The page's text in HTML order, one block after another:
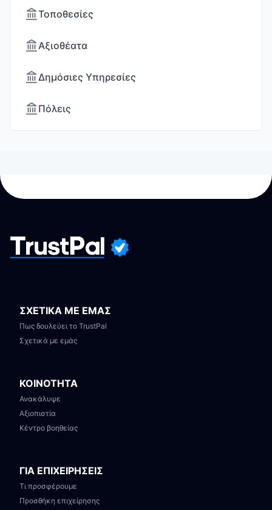
Τοποθεσίες
Αξιοθέατα
Δημόσιες Υπηρεσίες
Πόλεις
ΣΧΕΤΙΚΑ ΜΕ ΕΜΑΣ
Πως δουλεύει το TrustPal
Σχετικά με εμάς
ΚΟΙΝΟΤΗΤΑ
Ανακάλυψε
Αξιοπιστία
Κέντρο βοηθείας
ΓΙΑ ΕΠΙΧΕΙΡΗΣΕΙΣ
Τι προσφέρουμε
Προσθήκη επιχείρησης